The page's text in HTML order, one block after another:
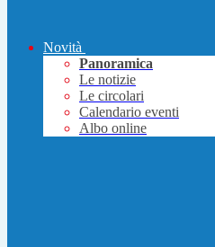
Novità
Panoramica
Le notizie
Le circolari
Calendario eventi
Albo online